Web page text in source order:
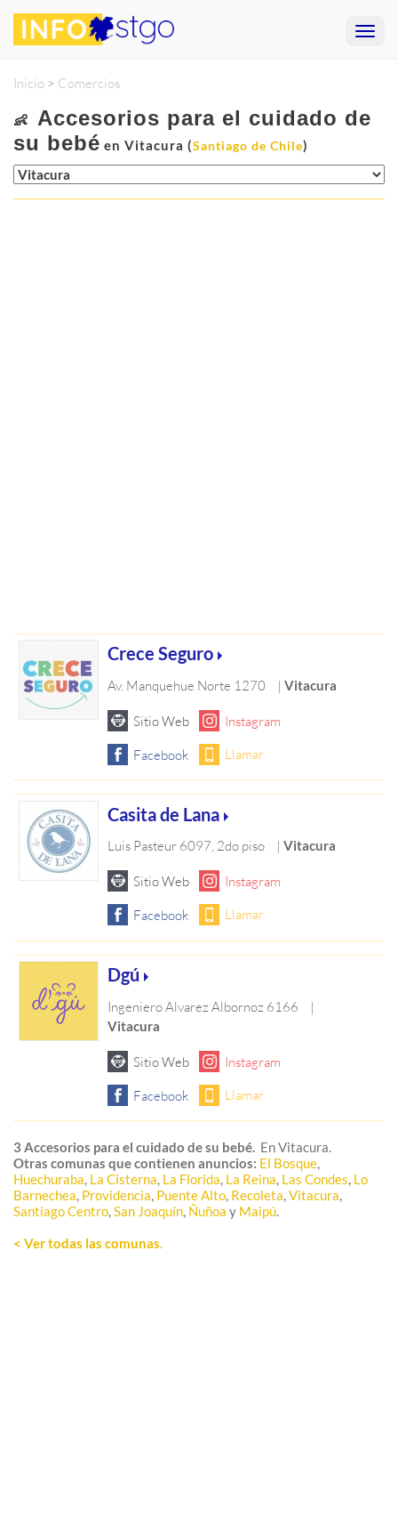
Inicio > Comercios
👶
Accesorios para el cuidado de
su bebé en Vitacura (Santiago de Chile)
Crece Seguro
Av. Manquehue Norte 1270 |Vitacura
Casita de Lana
Luis Pasteur 6097, 2do piso |Vitacura
Dgú
Ingeniero Alvarez Albornoz 6166 |
Vitacura
3 Accesorios para el cuidado de su bebé. En Vitacura.
Otras comunas que contienen anuncios: El Bosque,
Huechuraba, La Cisterna, La Florida, La Reina, Las Condes, Lo
Barnechea, Providencia, Puente Alto, Recoleta,Vitacura,
Santiago Centro,San Joaquín, Ñuñoa y Maipú.
< Ver todas las comunas.